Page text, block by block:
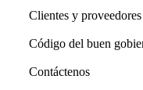
Clientes y proveedores
Código del buen
Contáctenos